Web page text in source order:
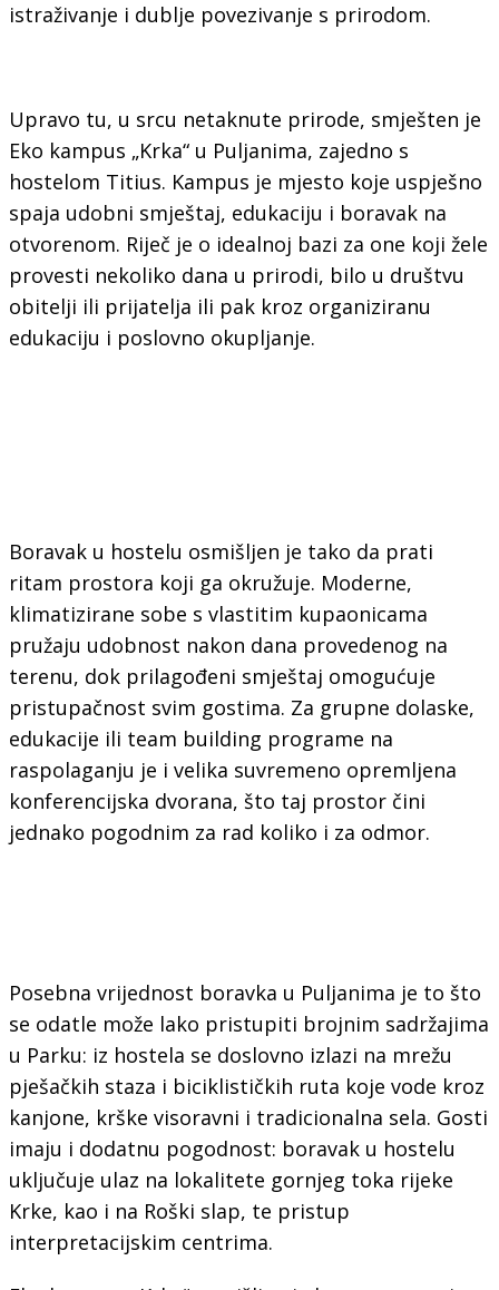
istraživanje i dublje povezivanje s prirodom.
Upravo tu, u srcu netaknute prirode, smješten je
Eko kampus „Krka“ u Puljanima, zajedno s
hostelom Titius. Kampus je mjesto koje uspješno
spaja udobni smještaj, edukaciju i boravak na
otvorenom. Riječ je o idealnoj bazi za one koji žele
provesti nekoliko dana u prirodi, bilo u društvu
obitelji ili prijatelja ili pak kroz organiziranu
edukaciju i poslovno okupljanje.
Boravak u hostelu osmišljen je tako da prati
ritam prostora koji ga okružuje. Moderne,
klimatizirane sobe s vlastitim kupaonicama
pružaju udobnost nakon dana provedenog na
terenu, dok prilagođeni smještaj omogućuje
pristupačnost svim gostima. Za grupne dolaske,
edukacije ili team building programe na
raspolaganju je i velika suvremeno opremljena
konferencijska dvorana, što taj prostor čini
jednako pogodnim za rad koliko i za odmor.
Posebna vrijednost boravka u Puljanima je to što
se odatle može lako pristupiti brojnim sadržajima
u Parku: iz hostela se doslovno izlazi na mrežu
pješačkih staza i biciklističkih ruta koje vode kroz
kanjone, krške visoravni i tradicionalna sela. Gosti
imaju i dodatnu pogodnost: boravak u hostelu
uključuje ulaz na lokalitete gornjeg toka rijeke
Krke, kao i na Roški slap, te pristup
interpretacijskim centrima.